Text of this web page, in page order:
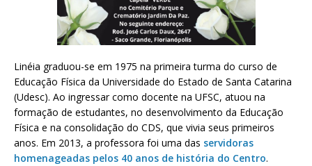
Linéia graduou-se em 1975 na primeira turma do curso de
Educação Física da Universidade do Estado de Santa Catarina
(Udesc). Ao ingressar como docente na UFSC, atuou na
formação de estudantes, no desenvolvimento da Educação
Física e na consolidação do CDS, que vivia seus primeiros
anos. Em 2013, a professora foi uma das servidoras
homenageadas pelos 40 anos de história do Centro.